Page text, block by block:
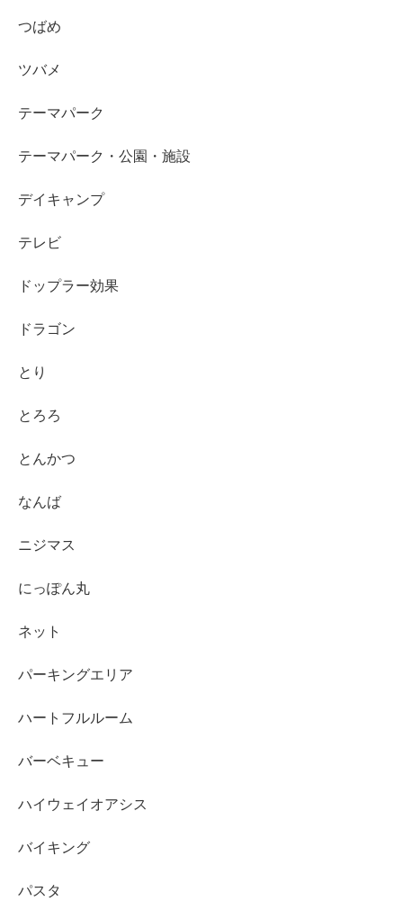
つばめ
ツバメ
テーマパーク
テーマパーク・公園・施設
デイキャンプ
テレビ
ドップラー効果
ドラゴン
とり
とろろ
とんかつ
なんば
ニジマス
にっぽん丸
ネット
パーキングエリア
ハートフルルーム
バーベキュー
ハイウェイオアシス
バイキング
パスタ